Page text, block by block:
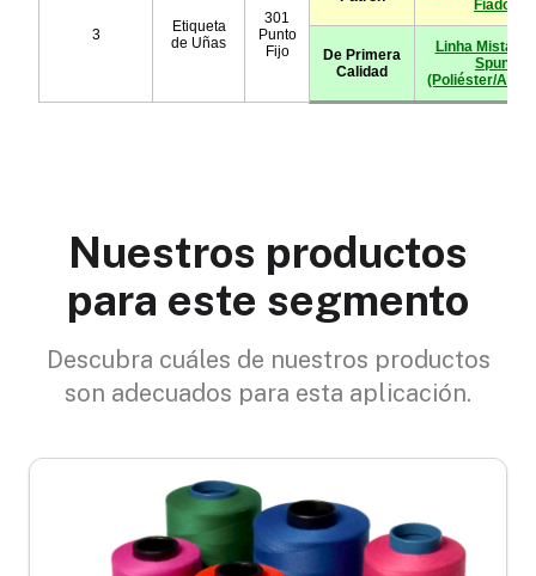
Nuestros productos
para este segmento
Descubra cuáles de nuestros productos
son adecuados para esta aplicación.